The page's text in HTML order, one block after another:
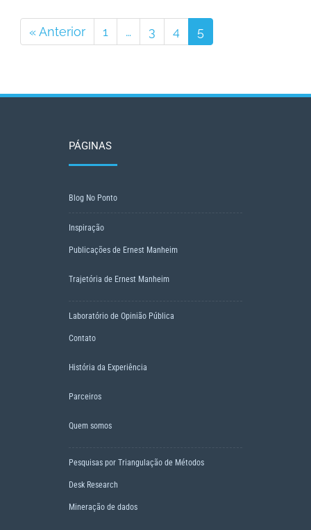
« Anterior Page
1 … Page
3 Page
4 5
PÁGINAS
Blog No Ponto
Inspiração
Publicações de Ernest Manheim
Trajetória de Ernest Manheim
Laboratório de Opinião Pública
Contato
História da Experiência
Parceiros
Quem somos
Pesquisas por Triangulação de Métodos
Desk Research
Mineração de dados